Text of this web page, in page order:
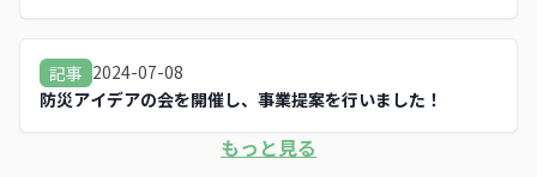
記事 2024-07-08
防災アイデアの会を開催し、事業提案を行いました！
もっと見る